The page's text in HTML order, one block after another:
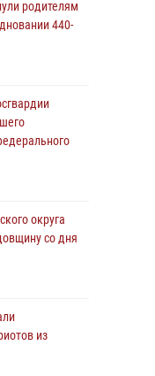
огонь
почтили
в радиоэфире
дрон-
родителям
440-
округа
со дня
из